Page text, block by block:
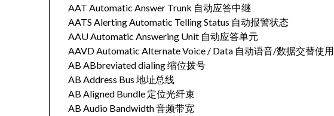
AAT Automatic Answer Trunk 自动应答中继
AATS Alerting Automatic Telling Status 自动报警状态
AAU Automatic Answering Unit 自动应答单元
AAVD Automatic Alternate Voice / Data 自动语音/数据交替使用
AB ABbreviated dialing 缩位拨号
AB Address Bus 地址总线
AB Aligned Bundle 定位光纤束
AB Audio Bandwidth 音频带宽